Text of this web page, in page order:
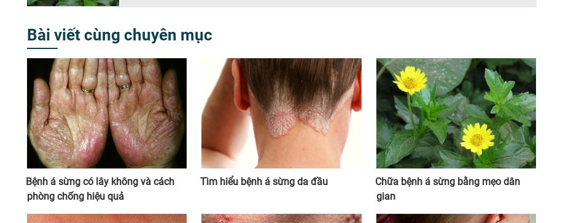
Bài viết cùng chuyên mục
Bệnh á sừng có lây không và cách
phòng chống hiệu quả
Tìm hiểu bệnh á sừng da đầu
Chữa bệnh á sừng bằng mẹo dân
gian